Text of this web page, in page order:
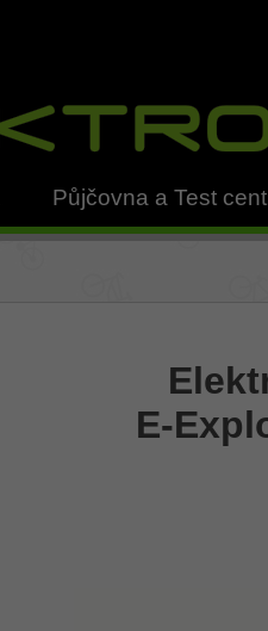
Půjčovna a Test
E-